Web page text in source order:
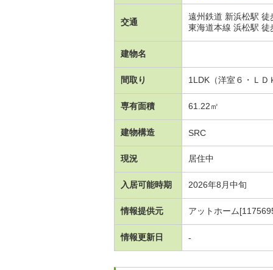
交通
遠州鉄道 新浜松駅 徒
東海道本線 浜松駅 徒
建物名
間取り 1LDK（洋室６・ＬＤ
専有面積 61.22㎡
建物構造 SRC
現況 居住中
入居可能時期 2026年8月中旬
情報提供元 アットホーム
情報更新日 -